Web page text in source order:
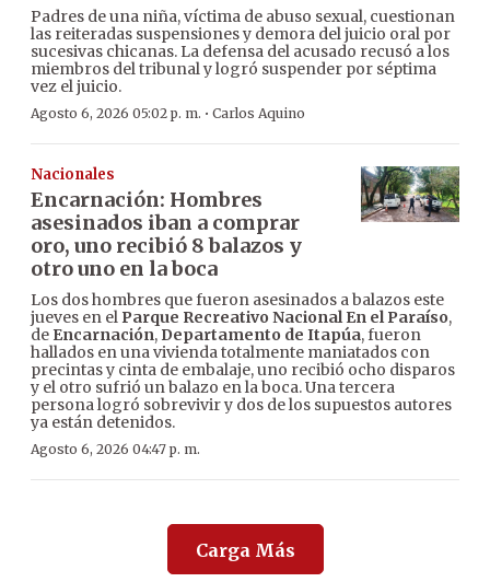
Padres de una niña, víctima de abuso sexual, cuestionan
las reiteradas suspensiones y demora del juicio oral por
sucesivas chicanas. La defensa del acusado recusó a los
miembros del tribunal y logró suspender por séptima
vez el juicio.
Agosto 6, 2026 05:02 p. m. · Carlos Aquino
Nacionales
Encarnación: Hombres
asesinados iban a comprar
oro, uno recibió 8 balazos y
otro uno en la boca
Los dos hombres que fueron asesinados a balazos este
jueves en el Parque Recreativo Nacional En el Paraíso,
de Encarnación, Departamento de Itapúa, fueron
hallados en una vivienda totalmente maniatados con
precintas y cinta de embalaje, uno recibió ocho disparos
y el otro sufrió un balazo en la boca. Una tercera
persona logró sobrevivir y dos de los supuestos autores
ya están detenidos.
Agosto 6, 2026 04:47 p. m.
Carga Más